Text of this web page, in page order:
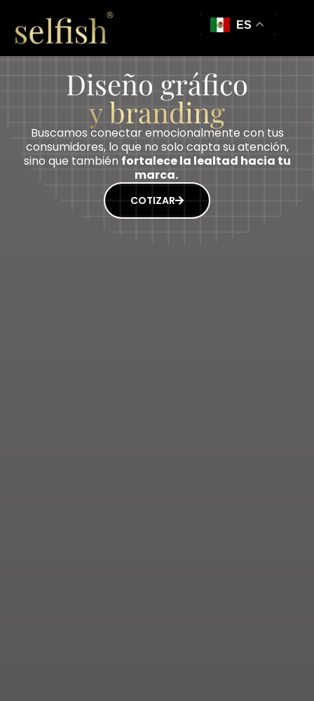
Diseño gráfico
y branding
Buscamos conectar emocionalmente con tus
consumidores, lo que no solo capta su atención,
sino que también fortalece la lealtad hacia tu
marca.
COTIZAR
ES